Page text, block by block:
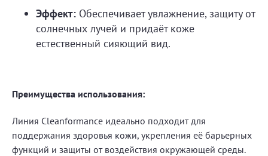
Эффект: Обеспечивает увлажнение, защиту от
солнечных лучей и придаёт коже
естественный сияющий вид.
Преимущества использования:
Линия Cleanformance идеально подходит для
поддержания здоровья кожи, укрепления её барьерных
функций и защиты от воздействия окружающей среды.